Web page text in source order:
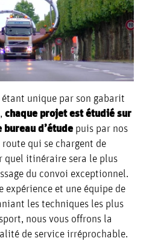
unique par son gabarit
chaque projet est étudié sur
d’étudepuis par nos
qui se chargent de
quel itinéraire sera le plus
du convoi exceptionnel.
expérience et une équipe de
les techniques les plus
nous vous offrons la
de service irréprochable.